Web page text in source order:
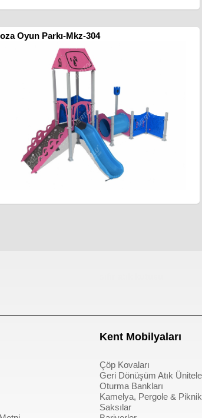
Oyun Parkı-Mkz-304
Kent Mobilyaları
Çöp Kovaları
Geri Dönüşüm Atık
Oturma Bankları
Kamelya, Pergole &
Saksılar